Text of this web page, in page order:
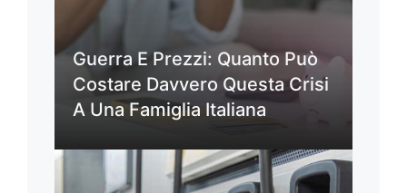
Guerra E Prezzi: Quanto Può
Costare Davvero Questa Crisi
A Una Famiglia Italiana